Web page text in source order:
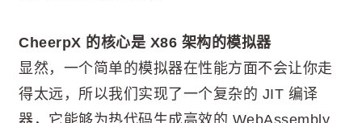
CheerpX 的核心是 X86 架构的模拟器
显然，一个简单的模拟器在性能方面不会让你走
得太远，所以我们实现了一个复杂的 JIT 编译
器，它能够为热代码生成高效的 WebAssembly